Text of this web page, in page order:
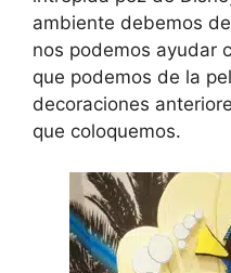
ambiente debemos
nos podemos ayudar
que podemos de la
decoraciones
que coloquemos.